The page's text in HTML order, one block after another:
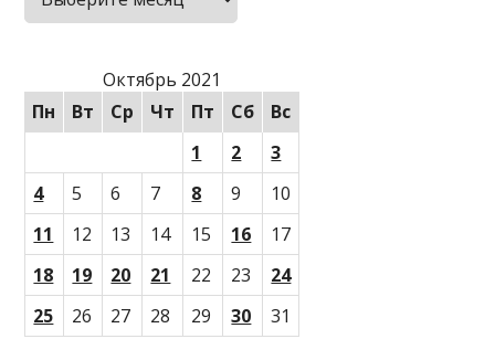
Октябрь 2021
Пн
Вт Ср Чт Пт Сб
Вс
1
2
3
4
5 6 7 8 9
10
11
12 13 14 15 16
17
18
19 20 21 22 23
24
25
26 27 28 29 30
31